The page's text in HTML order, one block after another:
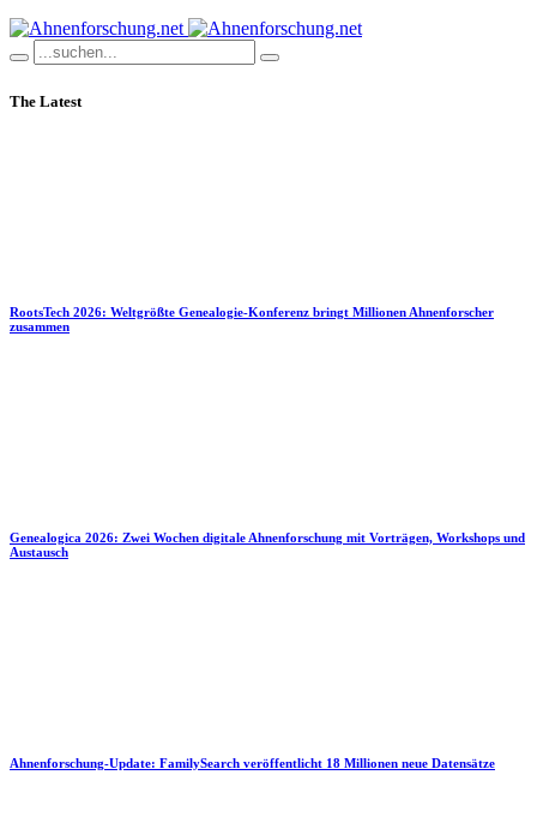
The Latest
RootsTech 2026: Weltgrößte Genealogie-Konferenz bringt Millionen Ahnenforscher
zusammen
Genealogica 2026: Zwei Wochen digitale Ahnenforschung mit Vorträgen, Workshops und
Austausch
Ahnenforschung-Update: FamilySearch veröffentlicht 18 Millionen neue Datensätze